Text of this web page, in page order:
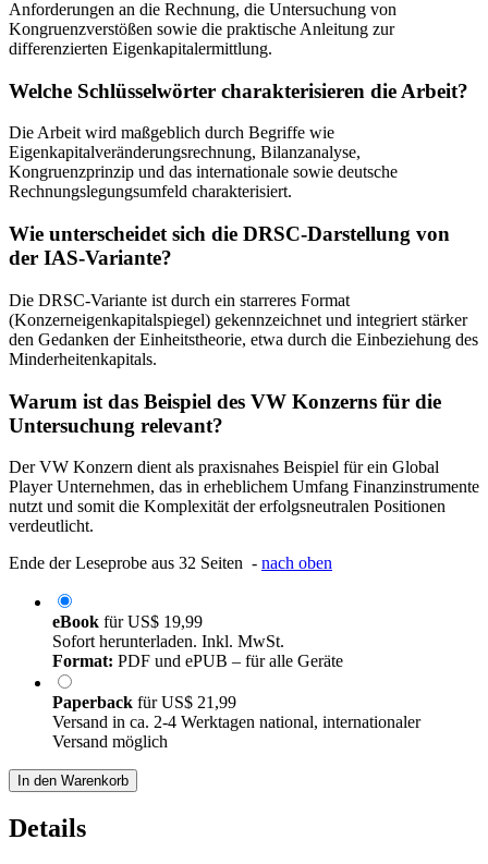
Anforderungen an die Rechnung, die Untersuchung von
Kongruenzverstößen sowie die praktische Anleitung zur
differenzierten Eigenkapitalermittlung.
Welche Schlüsselwörter charakterisieren die Arbeit?
Die Arbeit wird maßgeblich durch Begriffe wie
Eigenkapitalveränderungsrechnung, Bilanzanalyse,
Kongruenzprinzip und das internationale sowie deutsche
Rechnungslegungsumfeld charakterisiert.
Wie unterscheidet sich die DRSC-Darstellung von
der IAS-Variante?
Die DRSC-Variante ist durch ein starreres Format
(Konzerneigenkapitalspiegel) gekennzeichnet und integriert stärker
den Gedanken der Einheitstheorie, etwa durch die Einbeziehung des
Minderheitenkapitals.
Warum ist das Beispiel des VW Konzerns für die
Untersuchung relevant?
Der VW Konzern dient als praxisnahes Beispiel für ein Global
Player Unternehmen, das in erheblichem Umfang Finanzinstrumente
nutzt und somit die Komplexität der erfolgsneutralen Positionen
verdeutlicht.
Ende der Leseprobe aus 32 Seiten - nach oben
eBook fürUS$ 19,99
Sofort herunterladen. Inkl. MwSt.
Format: PDF und ePUB – für alle Geräte
Paperback fürUS$ 21,99
Versand in ca. 2-4 Werktagen national, internationaler
Versand möglich
In den Warenkorb
Details